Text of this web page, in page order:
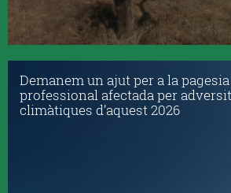
Demanem un ajut per a la pagesia
professional afectada per
climàtiques d’aquest 2026